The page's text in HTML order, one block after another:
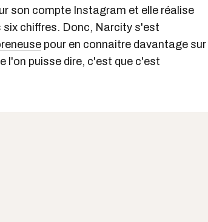
son compte Instagram et elle réalise
six chiffres. Donc, Narcity s'est
pour en connaitre davantage sur
l'on puisse dire, c'est que c'est